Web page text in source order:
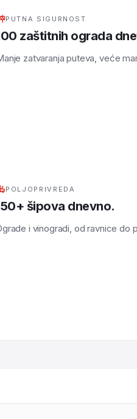
PUTNA SIGURNOST
zaštitnih ograda
zatvaranja puteva, veće
POLJOPRIVREDA
šipova dnevno.
i vinogradi, od ravnice do